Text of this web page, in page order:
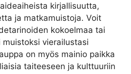
kirjallisuutta,
ja matkamuistoja. Voit
kokoelmaa tai
vierailustasi
on myös mainio paikka
taiteeseen ja kulttuuriin